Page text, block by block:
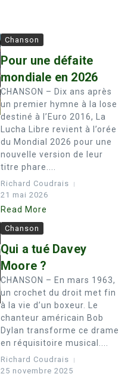
Chanson
Pour une défaite
mondiale en 2026
CHANSON – Dix ans après
un premier hymne à la lose
destiné à l’Euro 2016, La
Lucha Libre revient à l’orée
du Mondial 2026 pour une
nouvelle version de leur
titre phare....
Richard Coudrais
21 mai 2026
Read More
Chanson
Qui a tué Davey
Moore ?
CHANSON – En mars 1963,
un crochet du droit met fin
à la vie d’un boxeur. Le
chanteur américain Bob
Dylan transforme ce drame
en réquisitoire musical....
Richard Coudrais
25 novembre 2025